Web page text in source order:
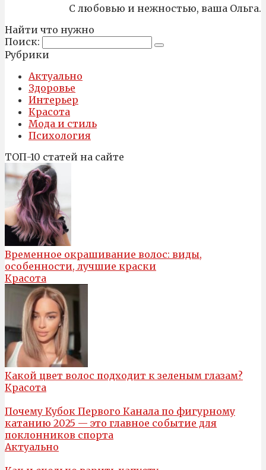
С любовью и нежностью, ваша Ольга.
Найти что нужно
Поиск:
Рубрики
Актуально
Здоровье
Интерьер
Красота
Мода и стиль
Психология
ТОП-10 статей на сайте
Временное окрашивание волос: виды,
особенности, лучшие краски
Красота
Какой цвет волос подходит к зеленым глазам?
Красота
Почему Кубок Первого Канала по фигурному
катанию 2025 — это главное событие для
поклонников спорта
Актуально